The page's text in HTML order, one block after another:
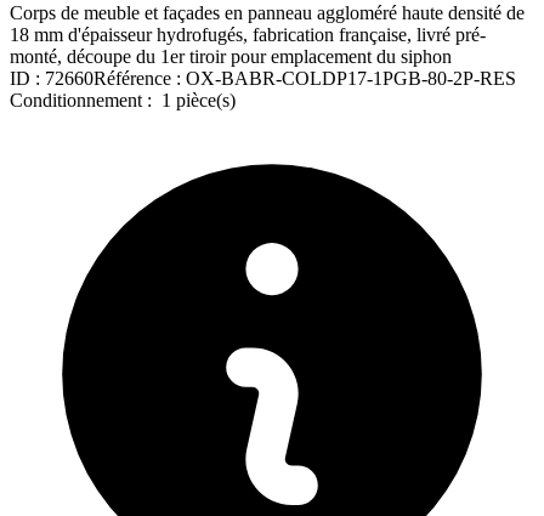
Corps de meuble et façades en panneau aggloméré haute densité de
18 mm d'épaisseur hydrofugés, fabrication française, livré pré-
monté, découpe du 1er tiroir pour emplacement du siphon
ID : 72660Référence : OX-BABR-COLDP17-1PGB-80-2P-RES
Conditionnement : 1 pièce(s)